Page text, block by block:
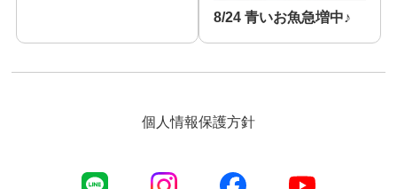
8/24 青いお魚急増中♪
個人情報保護方針